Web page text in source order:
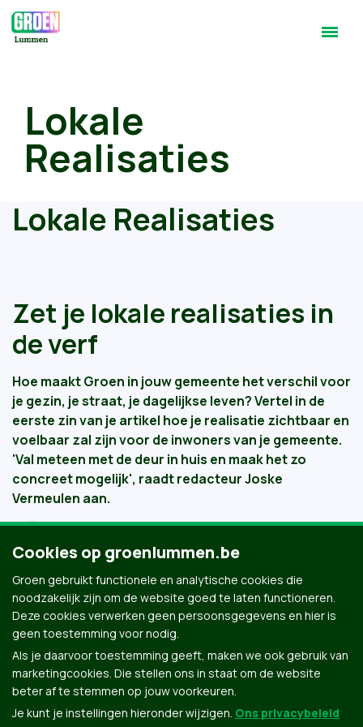
Lokale
Realisaties
Lokale Realisaties
Zet je lokale realisaties in
de verf
Hoe maakt Groen in jouw gemeente het verschil voor
je gezin, je straat, je dagelijkse leven? Vertel in de
eerste zin van je artikel hoe je realisatie zichtbaar en
voelbaar zal zijn voor de inwoners van je gemeente.
'Val meteen met de deur in huis en maak het zo
concreet mogelijk', raadtredacteur Joske
Vermeulen aan.
Written byMiel Truyen
Cookies op groenlummen.be
Groen gebruikt functionele en analytische cookies die
noodzakelijk zijn om de website goed te laten functioneren.
Deze cookies verwerken geen persoonsgegevens en hier is
geen toestemming voor nodig.
Als je daarvoor toestemming geeft, maken we ook gebruik van
marketingcookies. Die stellen ons in staat om de website
beter af te stemmen op jouw voorkeuren.
Je kunt je instellingen hieronder wijzigen. Ons privacybeleid